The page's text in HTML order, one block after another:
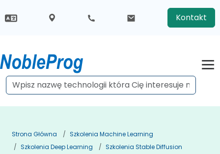
Kontakt
Strona Główna
Szkolenia Machine Learning
Szkolenia Deep Learning
Szkolenia Stable Diffusion